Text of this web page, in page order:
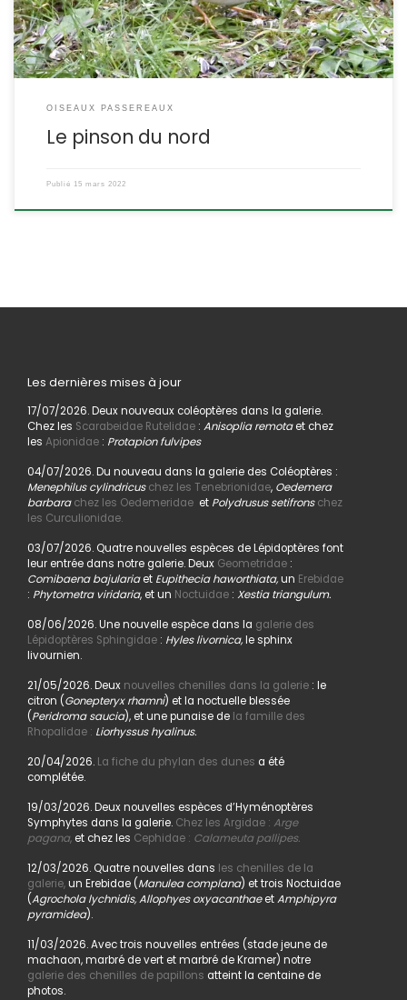
OISEAUX PASSEREAUX
Le pinson du nord
Publié 15 mars 2022
Les dernières mises à jour
17/07/2026. Deux nouveaux coléoptères dans la galerie.
Chez les Scarabeidae Rutelidae: Anisoplia remotaet chez
les Apionidae: Protapion fulvipes
04/07/2026. Du nouveau dans la galerie des Coléoptères :
Menephilus cylindricus chez les Tenebrionidae,Oedemera
barbara chez les Oedemeridaeet Polydrusus setifrons chez
les Curculionidae.
03/07/2026. Quatre nouvelles espèces de Lépidoptères font
leur entrée dans notre galerie. Deux Geometridae:
Comibaena bajulariaet Eupithecia haworthiata,un Erebidae
: Phytometra viridaria, et un Noctuidae: Xestia triangulum.
08/06/2026. Une nouvelle espèce dans la galerie des
Lépidoptères Sphingidae: Hyles livornica,le sphinx
livournien.
21/05/2026. Deux nouvelles chenilles dans la galerie : le
citron (Gonepteryx rhamni) et la noctuelle blessée
(Peridroma saucia), et une punaise dela famille des
Rhopalidae : Liorhyssus hyalinus.
20/04/2026. La fiche du phylan des dunes a été
complétée.
19/03/2026. Deux nouvelles espèces d’Hyménoptères
Symphytes dans la galerie. Chez les Argidae : Arge
pagana,et chez les Cephidae : Calameuta pallipes.
12/03/2026. Quatre nouvelles dans les chenilles de la
galerie,un Erebidae (Manulea complana) et trois Noctuidae
(Agrochola lychnidis, Allophyes oxyacanthaeetAmphipyra
pyramidea).
11/03/2026. Avec trois nouvelles entrées (stade jeune de
machaon, marbré de vert et marbré de Kramer) notre
galerie des chenilles de papillons atteint la centaine de
photos.